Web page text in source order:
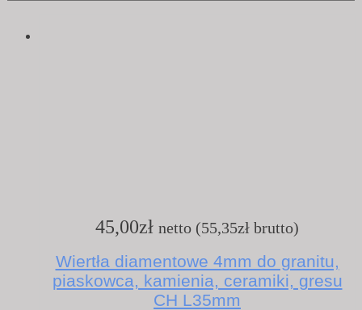
45,00zł netto (55,35zł brutto)
Wiertła diamentowe 4mm do granitu,
piaskowca, kamienia, ceramiki, gresu
CH L35mm